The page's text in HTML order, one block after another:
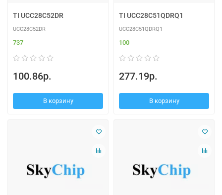
TI UCC28C52DR
UCC28C52DR
737
100.86р.
В корзину
TI UCC28C51QDRQ1
UCC28C51QDRQ1
100
277.19р.
В корзину